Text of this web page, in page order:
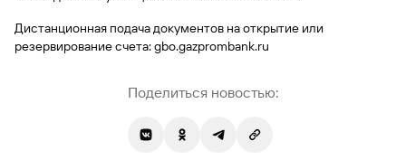
Банки-
Вклады
Налоговый
вычет
Вклады
для
партнеров
GorodPay
Дистанционная подача документов на открытие или
резервирование счета: gbo.gazprombank.ru
Поделиться новостью: